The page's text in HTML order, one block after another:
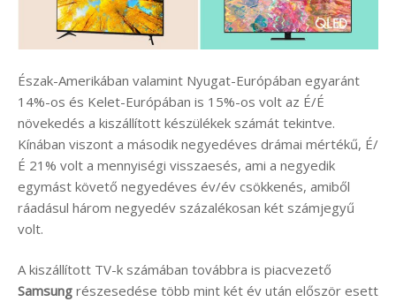
Észak-Amerikában valamint Nyugat-Európában egyaránt
14%-os és Kelet-Európában is 15%-os volt az É/É
növekedés a kiszállított készülékek számát tekintve.
Kínában viszont a második negyedéves drámai mértékű, É/
É 21% volt a mennyiségi visszaesés, ami a negyedik
egymást követő negyedéves év/év csökkenés, amiből
ráadásul három negyedév százalékosan két számjegyű
volt.
A kiszállított TV-k számában továbbra is piacvezető
Samsung részesedése több mint két év után először esett